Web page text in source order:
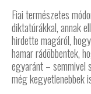
Fiai természetes
diktatúrákkal, annak
hirdette magáról,
hamar rádöbbentek,
egyaránt – semmivel
még kegyetlenebbek